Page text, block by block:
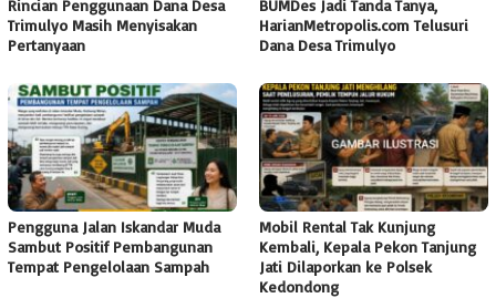
Rincian Penggunaan Dana Desa
Trimulyo Masih Menyisakan
Pertanyaan
BUMDes Jadi Tanda Tanya,
HarianMetropolis.com Telusuri
Dana Desa Trimulyo
Pengguna Jalan Iskandar Muda
Sambut Positif Pembangunan
Tempat Pengelolaan Sampah
Mobil Rental Tak Kunjung
Kembali, Kepala Pekon Tanjung
Jati Dilaporkan ke Polsek
Kedondong